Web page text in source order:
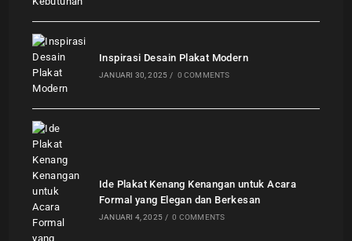
Inspirasi Desain Plakat Modern
JANUARI 30, 2025 / 0 COMMENTS
Ide Plakat Kenang Kenangan untuk Acara
Formal yang Elegan dan Berkesan
JANUARI 4, 2025 / 0 COMMENTS